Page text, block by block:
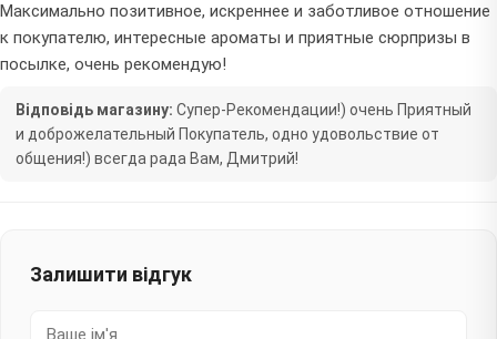
Максимально позитивное, искреннее и заботливое отношение
к покупателю, интересные ароматы и приятные сюрпризы в
посылке, очень рекомендую!
Відповідь магазину: Супер-Рекомендации!) очень Приятный
и доброжелательный Покупатель, одно удовольствие от
общения!) всегда рада Вам, Дмитрий!
Залишити відгук